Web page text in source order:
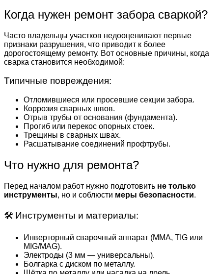
Когда нужен ремонт забора сваркой?
Часто владельцы участков недооценивают первые
признаки разрушения, что приводит к более
дорогостоящему ремонту. Вот основные причины, когда
сварка становится необходимой:
Типичные повреждения:
Отломившиеся или просевшие секции забора.
Коррозия сварных швов.
Отрыв трубы от основания (фундамента).
Прогиб или перекос опорных стоек.
Трещины в сварных швах.
Расшатывание соединений профтрубы.
Что нужно для ремонта?
Перед началом работ нужно подготовить не только
инструменты, но и соблюсти меры безопасности.
🛠 Инструменты и материалы:
Инверторный сварочный аппарат (MMA, TIG или
MIG/MAG).
Электроды (3 мм — универсальны).
Болгарка с диском по металлу.